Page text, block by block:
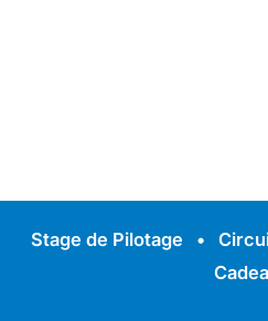
Stage de Pilotage •